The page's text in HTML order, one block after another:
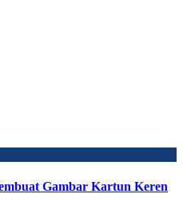
Gambar Kartun Keren